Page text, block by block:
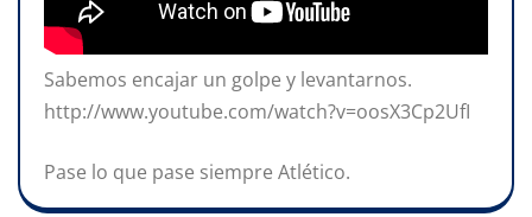
Sabemos encajar un golpe y levantarnos.
http://www.youtube.com/watch?v=oosX3Cp2UfI
Pase lo que pase siempre Atlético.